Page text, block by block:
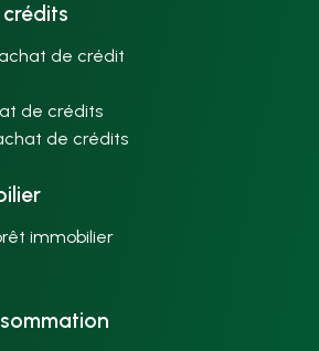
de crédit
de crédits
de crédits
immobilier